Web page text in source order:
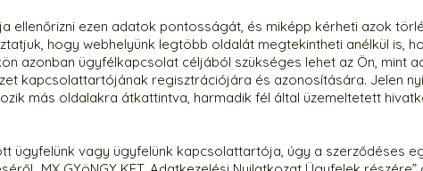
ellenőrizni ezen adatok pontosságát, és miképp kérheti azok
hogy webhelyünk legtöbb oldalát megtekintheti anélkül is,
azonban ügyfélkapcsolat céljából szükséges lehet az Ön, mint
kapcsolattartójának regisztrációjára és azonosítására. Jelen
más oldalakra átkattintva, harmadik fél által üzemeltetett
ügyfelünk vagy ügyfelünk kapcsolattartója, úgy a szerződéses